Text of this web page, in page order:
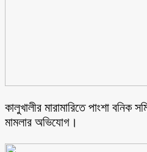
কালুখালীর মারামারিতে পাংশা বনিক
মামলার অভিযোগ।